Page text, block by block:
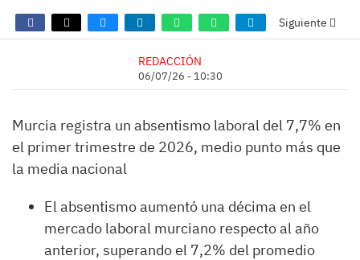
Siguiente
REDACCIÓN
06/07/26 - 10:30
Murcia registra un absentismo laboral del 7,7% en
el primer trimestre de 2026, medio punto más que
la media nacional
El absentismo aumentó una décima en el
mercado laboral murciano respecto al año
anterior, superando el 7,2% del promedio